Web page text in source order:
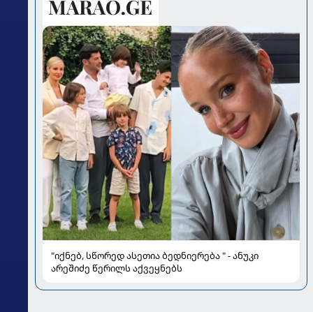
"იქნებ, სწორედ ასეთია ბედნიერება " - ანუკი
არეშიძე წერილს აქვეყნებს